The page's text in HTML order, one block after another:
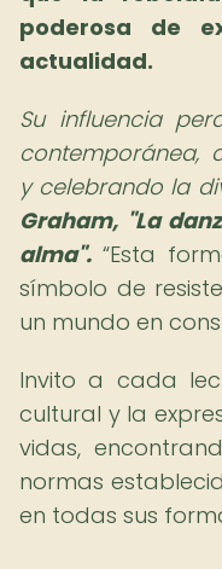
poderosa de
actualidad.
Su influencia
contemporánea,
y celebrando la
Graham, "La
alma".
Esta
símbolo de
un mundo en
Invito a cada
cultural y la
vidas,
normas
en todas sus